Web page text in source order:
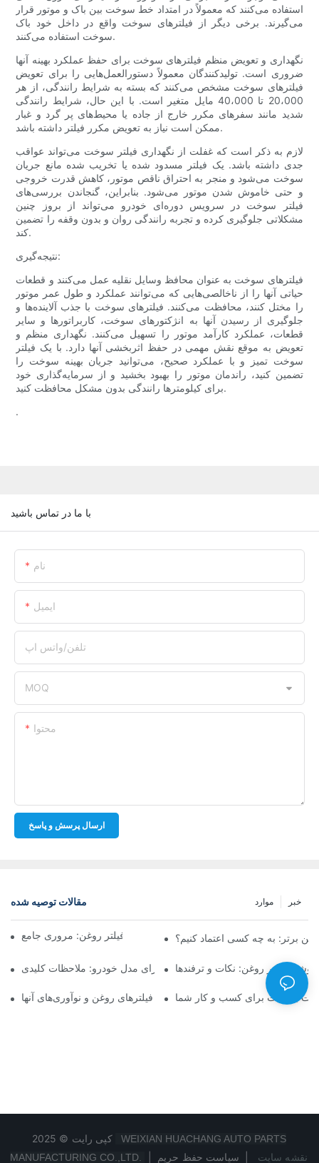
استفاده می‌کنند که معمولاً در امتداد خط سوخت بین باک و موتور قرار
می‌گیرند. برخی دیگر از فیلترهای سوخت واقع در داخل خود باک
سوخت استفاده می‌کنند.
نگهداری و تعویض منظم فیلترهای سوخت برای حفظ عملکرد بهینه آنها
ضروری است. تولیدکنندگان معمولاً دستورالعمل‌هایی را برای تعویض
فیلترهای سوخت مشخص می‌کنند که بسته به شرایط رانندگی، از هر
20،000 تا 40،000 مایل متغیر است. با این حال، شرایط رانندگی
شدید مانند سفرهای مکرر خارج از جاده یا محیط‌های پر گرد و غبار
ممکن است نیاز به تعویض مکرر فیلتر داشته باشد.
لازم به ذکر است که غفلت از نگهداری فیلتر سوخت می‌تواند عواقب
جدی داشته باشد. یک فیلتر مسدود شده یا تخریب شده مانع جریان
سوخت می‌شود و منجر به احتراق ناقص موتور، کاهش قدرت خروجی
و حتی خاموش شدن موتور می‌شود. بنابراین، گنجاندن بررسی‌های
فیلتر سوخت در سرویس دوره‌ای خودرو می‌تواند از بروز چنین
مشکلاتی جلوگیری کرده و تجربه رانندگی روان و بدون وقفه را تضمین
کند.
نتیجه‌گیری:
فیلترهای سوخت به عنوان محافظ وسایل نقلیه عمل می‌کنند و قطعات
حیاتی آنها را از ناخالصی‌هایی که می‌توانند عملکرد و طول عمر موتور
را مختل کنند، محافظت می‌کنند. فیلترهای سوخت با جذب آلاینده‌ها و
جلوگیری از رسیدن آنها به انژکتورهای سوخت، کاربراتورها و سایر
قطعات، عملکرد کارآمد موتور را تسهیل می‌کنند. نگهداری منظم و
تعویض به موقع نقش مهمی در حفظ اثربخشی آنها دارد. با یک فیلتر
سوخت تمیز و با عملکرد صحیح، می‌توانید جریان بهینه سوخت را
تضمین کنید، راندمان موتور را بهبود بخشید و از سرمایه‌گذاری خود
برای کیلومترها رانندگی بدون مشکل محافظت کنید.
.
با ما در تماس باشید
نام
ایمیل
تلفن/واتس اپ
MOQ
محتوا
ارسال پرسش و پاسخ
مقالات توصیه شده خبر موارد
شرکت‌های برتر تولیدکننده فیلتر روغن: مروری جامعبرتر: به چه کسی اعتماد کنیم؟
انتخاب فیلتر روغن مناسب برای مدل خودرو: ملاحظات کلیدی
فیلتر روغن: نکات و ترفندها
نگاهی به تولیدکنندگان پیشرو فیلترهای روغن و نوآوری‌های آنها
باکیفیت برای کسب و کار شما
کپی رایت © 2025
WEIXIAN HUACHANG AUTO PARTS
MANUFACTURING CO.,LTD.
نقشه سایت سیاست حفظ حریم